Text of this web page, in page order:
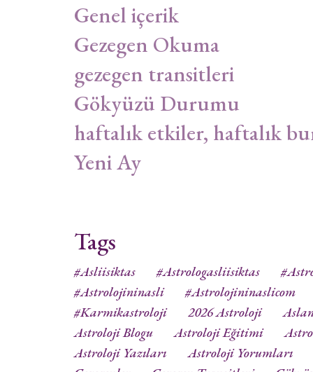
Genel içerik
Gezegen Okuma
gezegen transitleri
Gökyüzü Durumu
haftalık etkiler, haftalık
Yeni Ay
Tags
#asliisiktas #astrologasliisiktas
#astrolojininasli
#astrolojininaslicom
#karmikastroloji
2026 Astroloji
Astroloji Blogu
Astroloji Eğitimi
Astroloji Yazıları
Astroloji Yorumları